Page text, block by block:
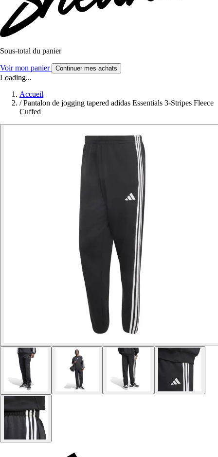
Sous-total du panier
Voir mon panier Continuer mes achats
Loading...
Accueil
/ Pantalon de jogging tapered adidas Essentials 3-Stripes Fleece
Cuffed